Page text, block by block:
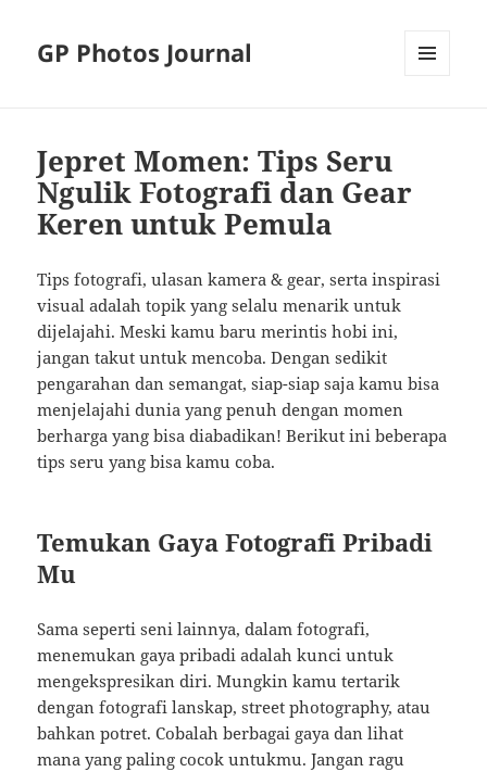
GP Photos Journal
Jepret Momen: Tips Seru
Ngulik Fotografi dan Gear
Keren untuk Pemula
Tips fotografi, ulasan kamera & gear, serta inspirasi
visual adalah topik yang selalu menarik untuk
dijelajahi. Meski kamu baru merintis hobi ini,
jangan takut untuk mencoba. Dengan sedikit
pengarahan dan semangat, siap-siap saja kamu bisa
menjelajahi dunia yang penuh dengan momen
berharga yang bisa diabadikan! Berikut ini beberapa
tips seru yang bisa kamu coba.
Temukan Gaya Fotografi Pribadi
Mu
Sama seperti seni lainnya, dalam fotografi,
menemukan gaya pribadi adalah kunci untuk
mengekspresikan diri. Mungkin kamu tertarik
dengan fotografi lanskap, street photography, atau
bahkan potret. Cobalah berbagai gaya dan lihat
mana yang paling cocok untukmu. Jangan ragu